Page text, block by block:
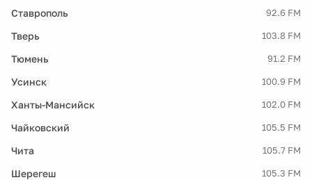
Ставрополь 92.6 FM
Тверь 103.8 FM
Тюмень 91.2 FM
Усинск 100.9 FM
Ханты-Мансийск 102.0 FM
Чайковский 105.5 FM
Чита 105.7 FM
Шерегеш 105.3 FM